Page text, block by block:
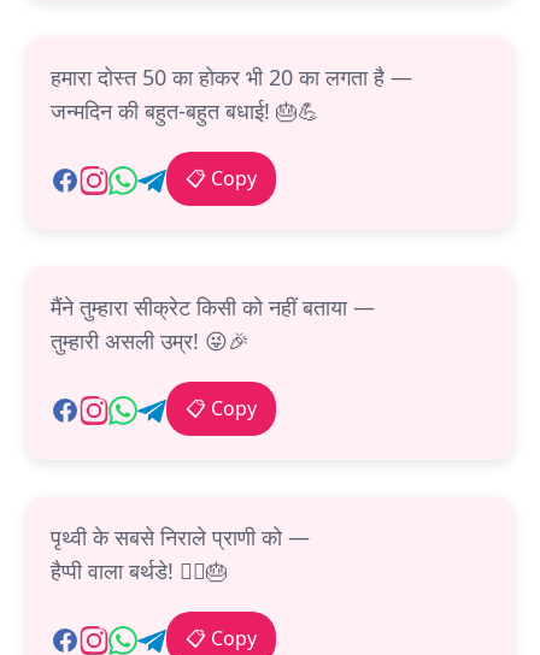
हमारा दोस्त 50 का होकर भी 20 का लगता है —
जन्मदिन की बहुत-बहुत बधाई! 🎂💪
📋 Copy
मैंने तुम्हारा सीक्रेट किसी को नहीं बताया —
तुम्हारी असली उम्र! 😜🎉
📋 Copy
पृथ्वी के सबसे निराले प्राणी को —
हैप्पी वाला बर्थडे! 🦸‍♂️🎂
📋 Copy